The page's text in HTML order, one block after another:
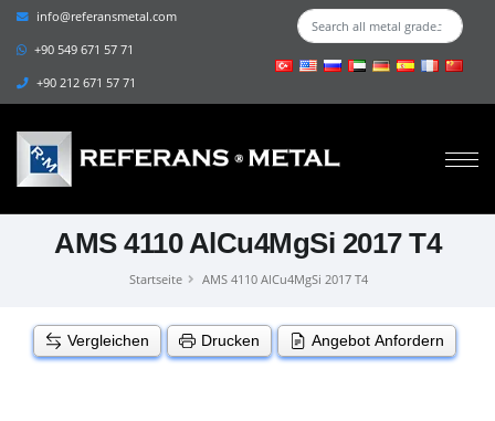
info@referansmetal.com
+90 549 671 57 71
+90 212 671 57 71
AMS 4110 AlCu4MgSi 2017 T4
Startseite AMS 4110 AlCu4MgSi 2017 T4
Vergleichen Drucken Angebot Anfordern